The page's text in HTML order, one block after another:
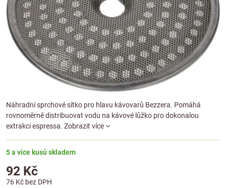
Náhradní sprchové sítko pro hlavu kávovarů Bezzera. Pomáhá
rovnoměrně distribuovat vodu na kávové lůžko pro dokonalou
extrakci espressa. Zobrazit více
5 a více kusů skladem
92 Kč
76 Kč bez DPH